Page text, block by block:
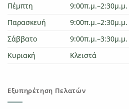
Πέμπτη
Παρασκευή
Σάββατο
9:00π.μ.–3:30μ.μ.
Κυριακή
Κλειστά
Εξυπηρέτηση Πελατών